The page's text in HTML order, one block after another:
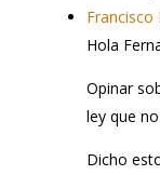
Francisco
Hola
Opinar
ley que
Dicho